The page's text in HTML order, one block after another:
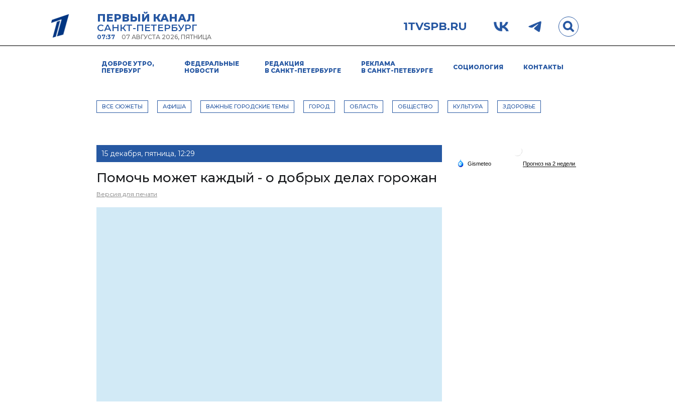
ПЕРВЫЙ КАНАЛ
САНКТ-ПЕТЕРБУРГ
07:37 07 АВГУСТА 2026, ПЯТНИЦА
1TVSPB.RU
ДОБРОЕ УТРО,
ПЕТЕРБУРГ
ФЕДЕРАЛЬНЫЕ
НОВОСТИ
РЕДАКЦИЯ
В САНКТ-ПЕТЕРБУРГЕ
РЕКЛАМА
В САНКТ-ПЕТЕБУРГЕ
СОЦИОЛОГИЯ КОНТАКТЫ
ВСЕ СЮЖЕТЫ АФИША ВАЖНЫЕ ГОРОДСКИЕ ТЕМЫ ГОРОД ОБЛАСТЬ ОБЩЕСТВО КУЛЬТУРА ЗДОРОВЬЕ
15 декабря, пятница, 12:29
Помочь может каждый - о добрых делах горожан
Версия для печати